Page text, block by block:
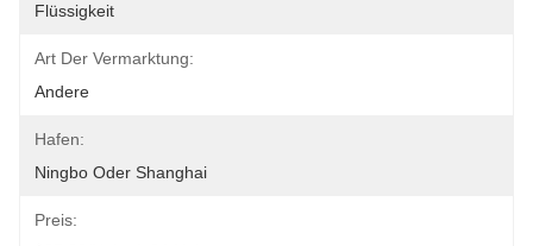
Flüssigkeit
Art Der Vermarktung:
Andere
Hafen:
Ningbo Oder Shanghai
Preis: